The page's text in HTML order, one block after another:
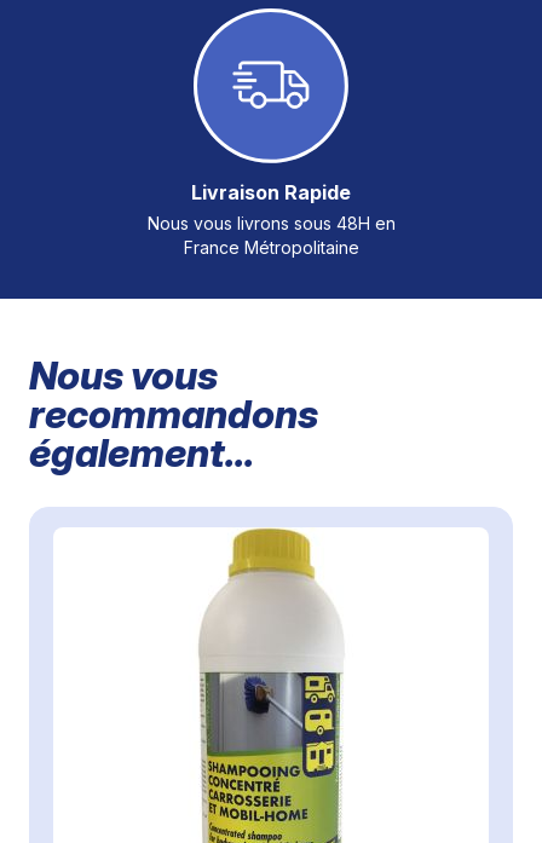
Livraison Rapide
Nous vous livrons sous 48H en
France Métropolitaine
Nous vous
recommandons
également...
Il est possible de naviguer entre les éléments du
Cliquer pour passer le carrousel
Cliquer pour accéder à la navigation en carrousel